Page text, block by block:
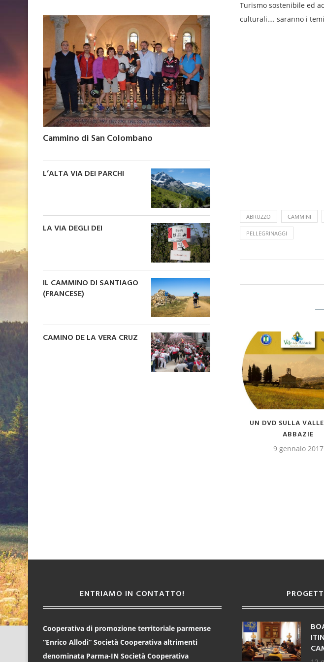
Turismo sostenibile ed
culturali…. saranno i
ABRUZZO CAMMINI
PELLEGRINAGGI
UN DVD SULLA VALLE DELLE
SUD
Cammino di San Colombano
L’ALTA VIA DEI PARCHI
LA VIA DEGLI DEI
IL CAMMINO DI SANTIAGO
(FRANCESE)
CAMINO DE LA VERA CRUZ
ENTRIAMO IN CONTATTO!
Cooperativa di promozione territoriale parmense
“Enrico Allodi” Società Cooperativa altrimenti
denominata Parma-IN Società Cooperativa